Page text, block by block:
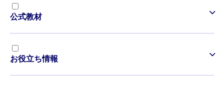
公式教材
お役立ち情報